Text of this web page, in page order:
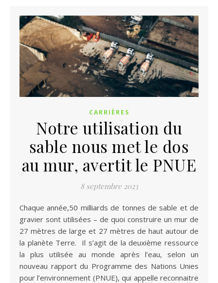
CARRIÈRES
Notre utilisation du
sable nous met le dos
au mur, avertit le PNUE
8 septembre 2023
Chaque année,50 milliards de tonnes de sable et de
gravier sont utilisées – de quoi construire un mur de
27 mètres de large et 27 mètres de haut autour de
la planète Terre. Il s’agit de la deuxième ressource
la plus utilisée au monde après l’eau, selon un
nouveau rapport du Programme des Nations Unies
pour l’environnement (PNUE), qui appelle reconnaitre